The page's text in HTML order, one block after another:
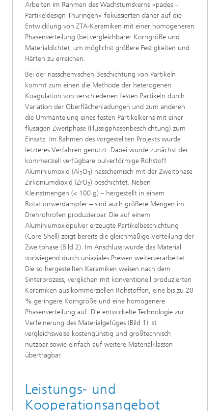
Arbeiten im Rahmen des Wachstumskerns »pades –
Partikeldesign Thüringen« fokussierten daher auf die
Entwicklung von ZTA-Keramiken mit einer homogeneren
Phasenverteilung (bei vergleichbarer Korngröße und
Materialdichte), um möglichst größere Festigkeiten und
Härten zu erreichen.
Bei der nasschemischen Beschichtung von Partikeln
kommt zum einen die Methode der heterogenen
Koagulation von verschiedenen festen Partikeln durch
Variation der Oberflächenladungen und zum anderen
die Ummantelung eines festen Partikelkerns mit einer
flüssigen Zweitphase (Flüssigphasenbeschichtung) zum
Einsatz. Im Rahmen des vorgestellten Projekts wurde
letzteres Verfahren genutzt. Dabei wurde zunächst der
kommerziell verfügbare pulverförmige Rohstoff
Aluminiumoxid (Al 2O3) nasschemisch mit der Zweitphase
Zirkoniumdioxid (ZrO2) beschichtet. Neben
Kleinstmengen (< 100 g) – hergestellt in einem
Rotationsverdampfer – sind auch größere Mengen im
Drehrohrofen produzierbar. Die auf einem
Aluminiumoxidpulver erzeugte Partikelbeschichtung
(Core-Shell) zeigt bereits die gleichmäßige Verteilung der
Zweitphase (Bild 2). Im Anschluss wurde das Material
vorwiegend durch uniaxiales Pressen weiterverarbeitet.
Die so hergestellten Keramiken weisen nach dem
Sinterprozess, verglichen mit konventionell produzierten
Keramiken aus kommerziellen Rohstoffen, eine bis zu 20
% geringere Korngröße und eine homogenere
Phasenverteilung auf. Die entwickelte Technologie zur
Verfeinerung des Materialgefüges (Bild 1) ist
vergleichsweise kostengünstig und großtechnisch
nutzbar sowie einfach auf weitere Materialklassen
übertragbar.
Leistungs- und
Kooperationsangebot